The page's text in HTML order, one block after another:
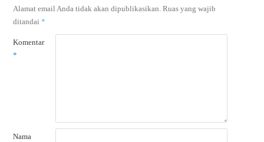
Alamat email Anda tidak akan dipublikasikan. Ruas yang wajib
ditandai *
Komentar
*
Nama